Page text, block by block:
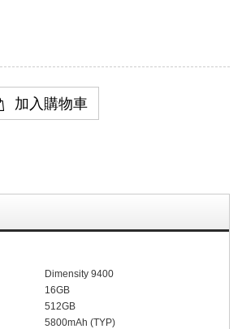
Dimensity 9400
16GB
512GB
5800mAh (TYP)